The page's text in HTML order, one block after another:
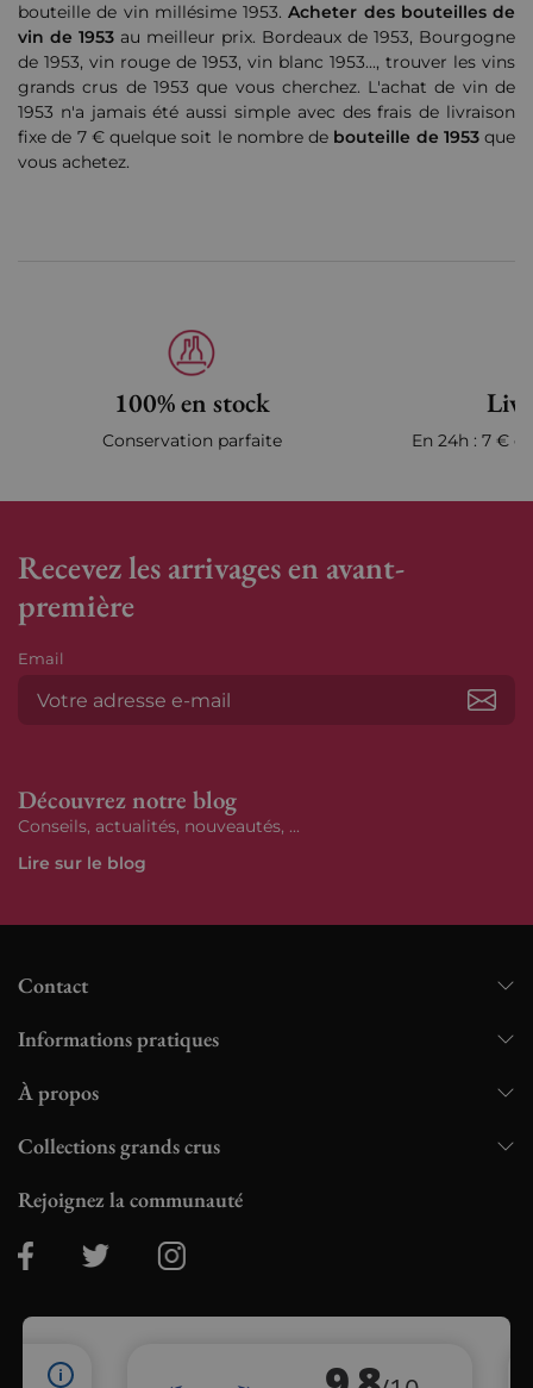
bouteille de vin millésime 1953.Acheter des bouteilles de
vin de 1953 au meilleur prix. Bordeaux de 1953, Bourgogne
de 1953, vin rouge de 1953, vin blanc 1953..., trouver les vins
grands crus de 1953 que vous cherchez. L'achat de vin de
1953 n'a jamais été aussi simple avec des frais de livraison
fixe de 7 € quelque soit le nombre de bouteille de 1953que
vous achetez.
100% en stock
Conservation parfaite En 24h : 7 €
Recevez les arrivages en avant-
première
Email
Découvrez notre blog
Conseils, actualités, nouveautés, ...
Lire sur le blog
Contact
Informations pratiques
À propos
Collections grands crus
Rejoignez la communauté